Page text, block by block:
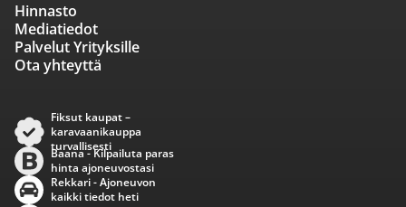
Hinnasto
Mediatiedot
Palvelut Yrityksille
Ota yhteyttä
Fiksut kaupat –
karavaanikauppa
turvallisesti
Baana - Kilpailuta paras
hinta ajoneuvostasi
Rekkari - Ajoneuvon
kaikki tiedot heti